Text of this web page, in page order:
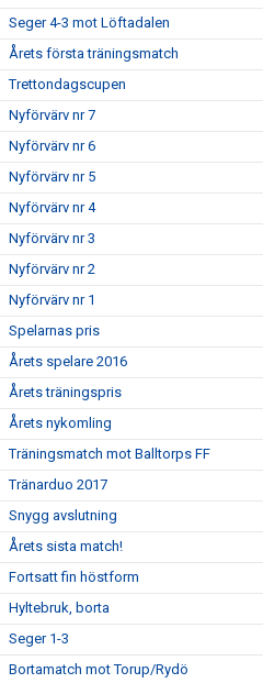
Seger 4-3 mot Löftadalen
Årets första träningsmatch
Trettondagscupen
Nyförvärv nr 7
Nyförvärv nr 6
Nyförvärv nr 5
Nyförvärv nr 4
Nyförvärv nr 3
Nyförvärv nr 2
Nyförvärv nr 1
Spelarnas pris
Årets spelare 2016
Årets träningspris
Årets nykomling
Träningsmatch mot Balltorps FF
Tränarduo 2017
Snygg avslutning
Årets sista match!
Fortsatt fin höstform
Hyltebruk, borta
Seger 1-3
Bortamatch mot Torup/Rydö